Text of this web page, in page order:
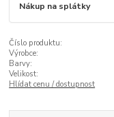
Nákup na splátky
Číslo produktu:
Výrobce:
Barvy:
Velikost:
Hlídat cenu / dostupnost